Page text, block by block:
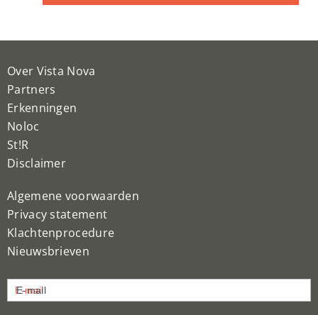
Over Vista Nova
Partners
Erkenningen
Noloc
St!R
Disclaimer
Algemene voorwaarden
Privacy statement
Klachtenprocedure
Nieuwsbrieven
inschrijven
E-mail